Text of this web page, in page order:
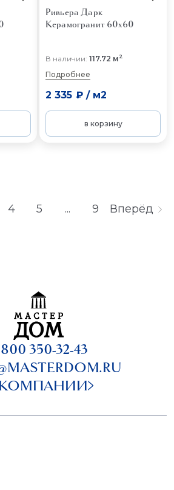
Ривьера Дарк
Керамогранит 60x60
В наличии: 117.72 м2
Подробнее
2 335 ₽/ м2
в корзину
4 5 ... 9 Вперёд
350-32-43